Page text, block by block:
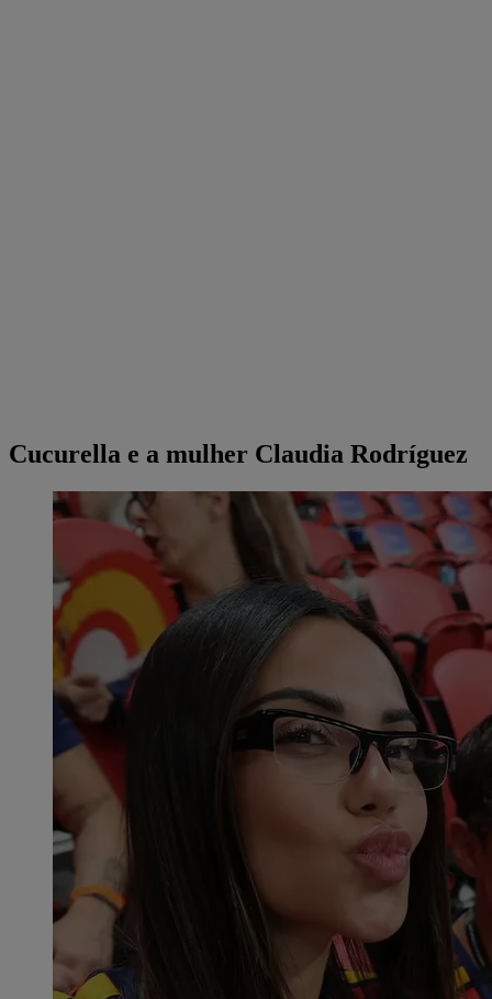
Cucurella e a mulher Claudia Rodríguez